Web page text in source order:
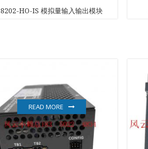
TRICONEX
WOODWARD
8202-HO-IS 模拟量输入输出模块
READ MORE